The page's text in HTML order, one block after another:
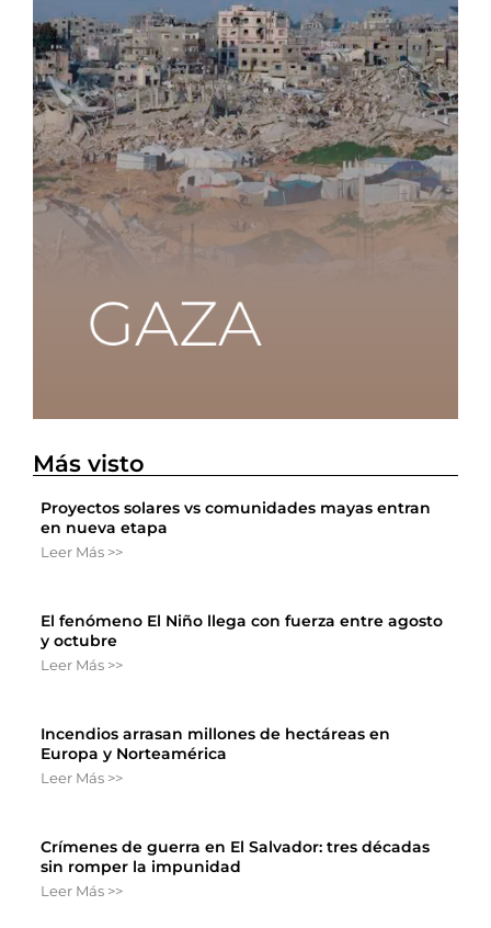
Más visto
Proyectos solares vs comunidades mayas entran
en nueva etapa
Leer Más >>
El fenómeno El Niño llega con fuerza entre agosto
y octubre
Leer Más >>
Incendios arrasan millones de hectáreas en
Europa y Norteamérica
Leer Más >>
Crímenes de guerra en El Salvador: tres décadas
sin romper la impunidad
Leer Más >>